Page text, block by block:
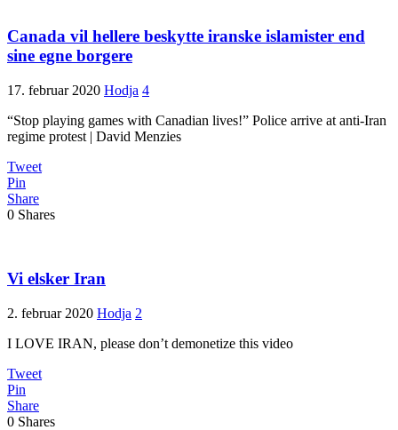
Canada vil hellere beskytte iranske islamister end
sine egne borgere
17. februar 2020 Hodja 4
“Stop playing games with Canadian lives!” Police arrive at anti-Iran
regime protest | David Menzies
Tweet
Pin
Share
0 Shares
Vi elsker Iran
2. februar 2020 Hodja 2
I LOVE IRAN, please don’t demonetize this video
Tweet
Pin
Share
0 Shares